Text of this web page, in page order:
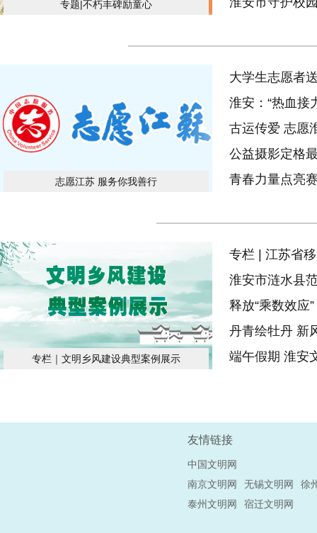
专题|不朽丰碑励童心
志愿江苏 服务你我善行
大学生志愿者
识护成长
淮安：“热血接
古运传爱 志愿
公益摄影定格
青春力量点亮
专栏｜文明乡风建设典型案例展示
专栏 | 江苏省
淮安市涟水县
释放“乘数效应
丹青绘牡丹 新
端午假期 淮安
友情链接
中国文明网
南京文明网
无锡文明网
徐
泰州文明网
宿迁文明网